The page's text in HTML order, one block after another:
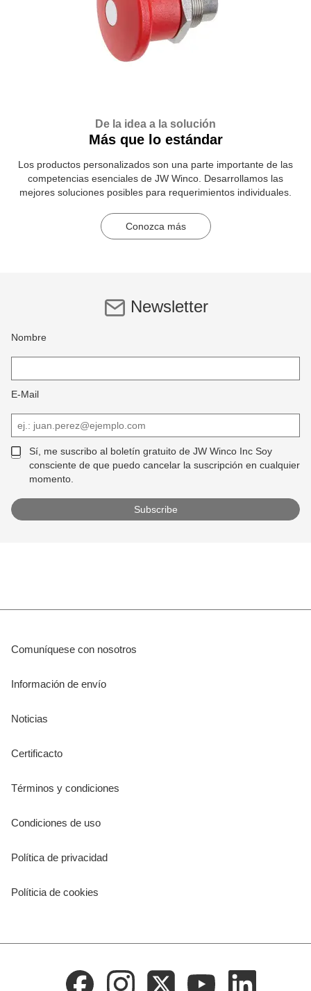
De la idea a la solución
Más que lo estándar
Los productos personalizados son una parte importante de las
competencias esenciales de JW Winco. Desarrollamos las
mejores soluciones posibles para requerimientos individuales.
Conozca más
Newsletter
Nombre
E-Mail
Sí, me suscribo al boletín gratuito de JW Winco Inc Soy
consciente de que puedo cancelar la suscripción en cualquier
momento.
Comuníquese con nosotros
Información de envío
Noticias
Certificacto
Términos y condiciones
Condiciones de uso
Política de privacidad
Políticia de cookies